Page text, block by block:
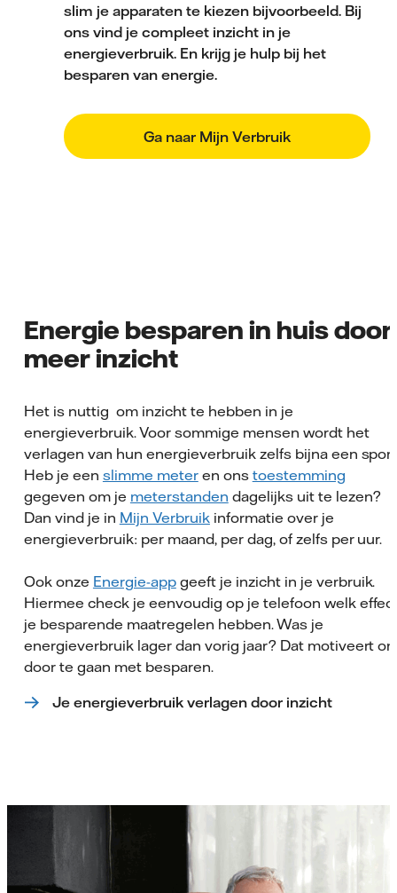
slim je apparaten te kiezen bijvoorbeeld. Bij
ons vind je compleet inzicht in je
energieverbruik. En krijg je hulp bij het
besparen van energie.
Ga naar Mijn Verbruik
Energie besparen in huis door
meer inzicht
Het is nuttig om inzicht te hebben in je
energieverbruik. Voor sommige mensen wordt het
verlagen van hun energieverbruik zelfs bijna een
Heb je een slimme meteren ons toestemming
gegeven om je meterstanden dagelijks uit te lezen?
Dan vind je in Mijn Verbruikinformatie over je
energieverbruik: per maand, per dag, of zelfs per uur.
Ook onze Energie-appgeeft je inzicht in je verbruik.
Hiermee check je eenvoudig op je telefoon welk
je besparende maatregelen hebben. Was je
energieverbruik lager dan vorig jaar? Dat motiveert
door te gaan met besparen.
Je energieverbruik verlagen door inzicht